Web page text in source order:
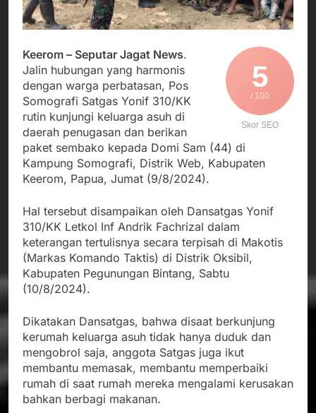
Kedekatan Kepala KUA
Pabuaran dengan Istri
Agustus 3, 2026
Sekdis Pendidikan Buka
Rakor Dewan
Pendidikan Bersama
Mitra Pendidikan di
Kabupaten Sukabumi
Agustus 3, 2026
Gercap Camat Arjasa
Langsung Turun
Lapangan Temui Warga
Desa Paseraman yang
Lumpuh dan Hidup
Sebatang Kara
Agustus 3, 2026
Poktan Kadupugur
Laksanakan Program
Oplah Non Rawa dan
PJIT 2026, Dukung
Ketersediaan Air Irigasi
bagi Petani
Agustus 2, 2026
5
/ 100
Skor SEO
Keerom – Seputar Jagat News.
Jalin hubungan yang harmonis
dengan warga perbatasan, Pos
Somografi Satgas Yonif 310/KK
rutin kunjungi keluarga asuh di
daerah penugasan dan berikan
paket sembako kepada Domi Sam (44) di
Kampung Somografi, Distrik Web, Kabupaten
Keerom, Papua, Jumat (9/8/2024).
Hal tersebut disampaikan oleh Dansatgas Yonif
310/KK Letkol Inf Andrik Fachrizal dalam
keterangan tertulisnya secara terpisah di Makotis
(Markas Komando Taktis) di Distrik Oksibil,
Kabupaten Pegunungan Bintang, Sabtu
(10/8/2024).
Dikatakan Dansatgas, bahwa disaat berkunjung
kerumah keluarga asuh tidak hanya duduk dan
mengobrol saja, anggota Satgas juga ikut
membantu memasak, membantu memperbaiki
rumah di saat rumah mereka mengalami kerusakan
bahkan berbagi makanan.